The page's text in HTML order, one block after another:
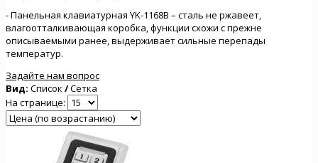
- Панельная клавиатурная YK-1168B – сталь не ржавеет,
влагоотталкивающая коробка, функции схожи с прежне
описываемыми ранее, выдерживает сильные перепады
температур.
Задайте нам вопрос
Вид: Список /Сетка
На странице: